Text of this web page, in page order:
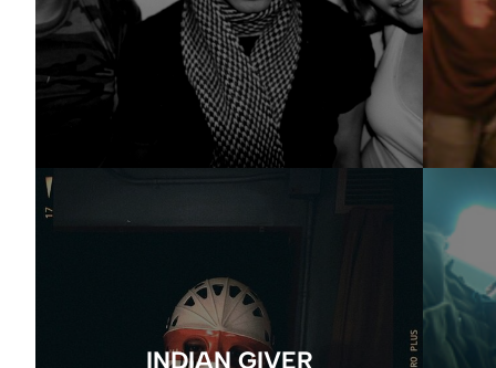
INDIAN GIVER